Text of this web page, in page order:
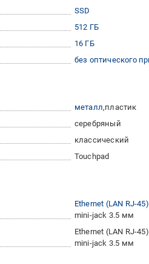
SSD
512 ГБ
16 ГБ
без оптического
металл пластик
серебряный
классический
Touchpad
Ethernet (LAN RJ-45)
mini-jack 3.5 мм
Ethernet (LAN RJ-45)
mini-jack 3.5 мм